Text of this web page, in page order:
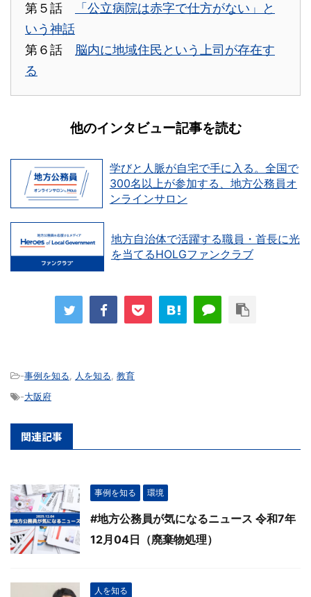
第５話
「公立病院は赤字で仕方がない」と
いう神話
第６話 脳内に地域住民という上司が存在す
る
他のインタビュー記事を読む
学びと人脈が自宅で手に入る。全国で
300名以上が参加する、地方公務員オ
ンラインサロン
地方自治体で活躍する職員・首長に光
を当てるHOLGファンクラブ
-事例を知る, 人を知る, 教育
-大阪府
関連記事
事例を知る 環境
#地方公務員が気になるニュース 令和7年
12月04日（廃棄物処理）
人を知る